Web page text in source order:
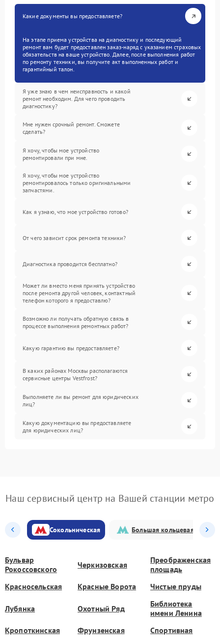
Какие документы вы предоставляете?
На этапе приема устройства на диагностику и последующий
ремонт вам будет предоставлен заказ-наряд с указанием страховых
обязательств на ваше устройство. Далее, после выполнения работ
по ремонту техники, вы получите акт выполненных работ и
гарантийный талон.
Я уже знаю в чем неисправность и какой
ремонт необходим. Для чего проводить
диагностику?
Мне нужен срочный ремонт. Сможете
сделать?
Я хочу, чтобы мое устройство
ремонтировали при мне.
Я хочу, чтобы мое устройство
ремонтировалось только оригинальными
запчастями.
Как я узнаю, что мое устройство готово?
От чего зависит срок ремонта техники?
Диагностика проводится бесплатно?
Может ли вместо меня принять устройство
после ремонта другой человек, контактный
телефон которого я предоставлю?
Возможно ли получать обратную связь в
процессе выполнения ремонтных работ?
Какую гарантию вы предоставляете?
В каких районах Москвы располагаются
сервисные центры Vestfrost?
Выполняете ли вы ремонт для юридических
лиц?
Какую документацию вы предоставляете
для юридических лиц?
Наш сервисный центр на Вашей станции метро
Сокольническая Большая кольцевая
Бульвар
Рокоссовского
Черкизовская
Преображенская
площадь
Красносельская
Красные Ворота Чистые пруды
Лубянка Охотный Ряд
Библиотека
имени Ленина
Кропоткинская
Фрунзенская Спортивная